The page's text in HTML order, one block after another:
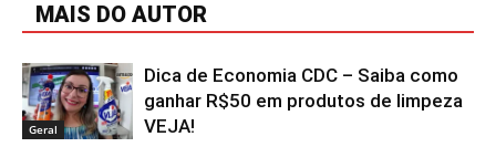
MAIS DO AUTOR
Geral
Dica de Economia CDC – Saiba como
ganhar R$50 em produtos de limpeza
VEJA!